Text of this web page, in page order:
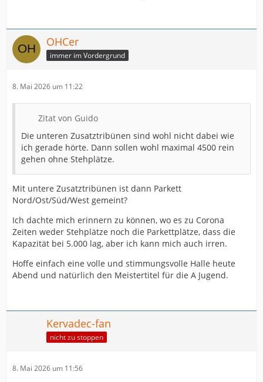
OHCer
immer im Vordergrund
8. Mai 2026 um 11:22
Zitat von Guido
Die unteren Zusatztribünen sind wohl nicht dabei wie
ich gerade hörte. Dann sollen wohl maximal 4500 rein
gehen ohne Stehplätze.
Mit untere Zusatztribünen ist dann Parkett
Nord/Ost/Süd/West gemeint?
Ich dachte mich erinnern zu können, wo es zu Corona
Zeiten weder Stehplätze noch die Parkettplätze, dass die
Kapazität bei 5.000 lag, aber ich kann mich auch irren.
Hoffe einfach eine volle und stimmungsvolle Halle heute
Abend und natürlich den Meistertitel für die A Jugend.
Kervadec-fan
nicht zu stoppen
8. Mai 2026 um 11:56